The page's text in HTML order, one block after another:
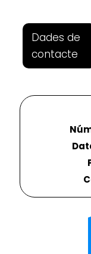
Dades de
contacte